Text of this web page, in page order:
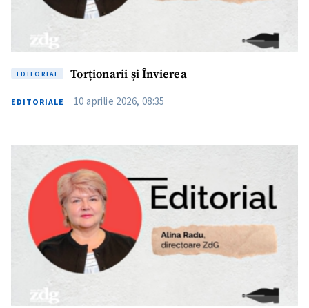
EDITORIAL Torționarii și Învierea
EDITORIALE 10 aprilie 2026, 08:35